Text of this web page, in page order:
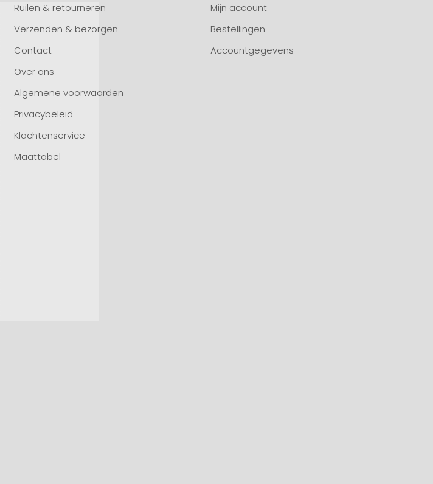
Ruilen & retourneren
Verzenden & bezorgen
Contact
Over ons
Algemene voorwaarden
Privacybeleid
Klachtenservice
Maattabel
Mijn account
Bestellingen
Accountgegevens